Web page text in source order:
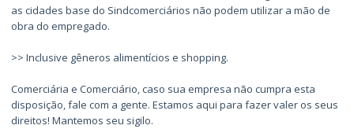
as cidades base do Sindcomerciários não podem utilizar a mão de
obra do empregado.
>> Inclusive gêneros alimentícios e shopping.
Comerciária e Comerciário, caso sua empresa não cumpra esta
disposição, fale com a gente. Estamos aqui para fazer valer os seus
direitos! Mantemos seu sigilo.